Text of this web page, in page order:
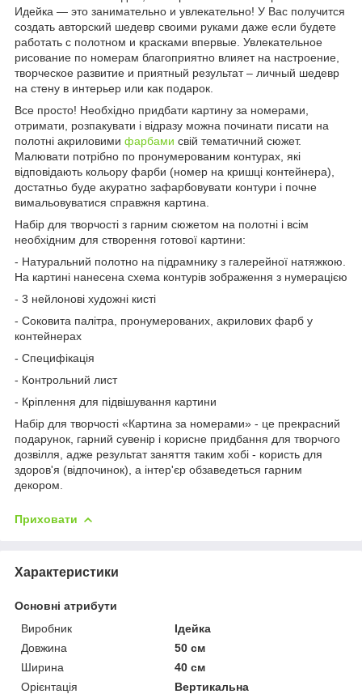
Идейка — это занимательно и увлекательно! У Вас получится
создать авторский шедевр своими руками даже если будете
работать с полотном и красками впервые. Увлекательное
рисование по номерам благоприятно влияет на настроение,
творческое развитие и приятный результат – личный шедевр
на стену в интерьер или как подарок.
Все просто! Необхідно придбати картину за номерами,
отримати, розпакувати і відразу можна починати писати на
полотні акриловими фарбами свій тематичний сюжет.
Малювати потрібно по пронумерованим контурах, які
відповідають кольору фарби (номер на кришці контейнера),
достатньо буде акуратно зафарбовувати контури і почне
вимальовуватися справжня картина.
Набір для творчості з гарним сюжетом на полотні і всім
необхідним для створення готової картини:
- Натуральний полотно на підрамнику з галерейної натяжкою.
На картині нанесена схема контурів зображення з нумерацією
- 3 нейлонові художні кисті
- Соковита палітра, пронумерованих, акрилових фарб у
контейнерах
- Специфікація
- Контрольний лист
- Кріплення для підвішування картини
Набір для творчості «Картина за номерами» - це прекрасний
подарунок, гарний сувенір і корисне придбання для творчого
дозвілля, адже результат заняття таким хобі - користь для
здоров'я (відпочинок), а інтер'єр обзаведеться гарним
декором.
Приховати
Характеристики
Основні атрибути
Виробник
Ідейка
Довжина
50 см
Ширина
40 см
Орієнтація
Вертикальна